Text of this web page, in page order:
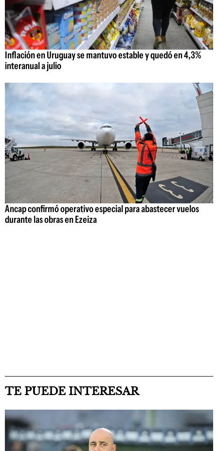
Inflación en Uruguay se mantuvo estable y quedó en 4,3%
interanual a julio
Ancap confirmó operativo especial para abastecer vuelos
durante las obras en Ezeiza
TE PUEDE INTERESAR